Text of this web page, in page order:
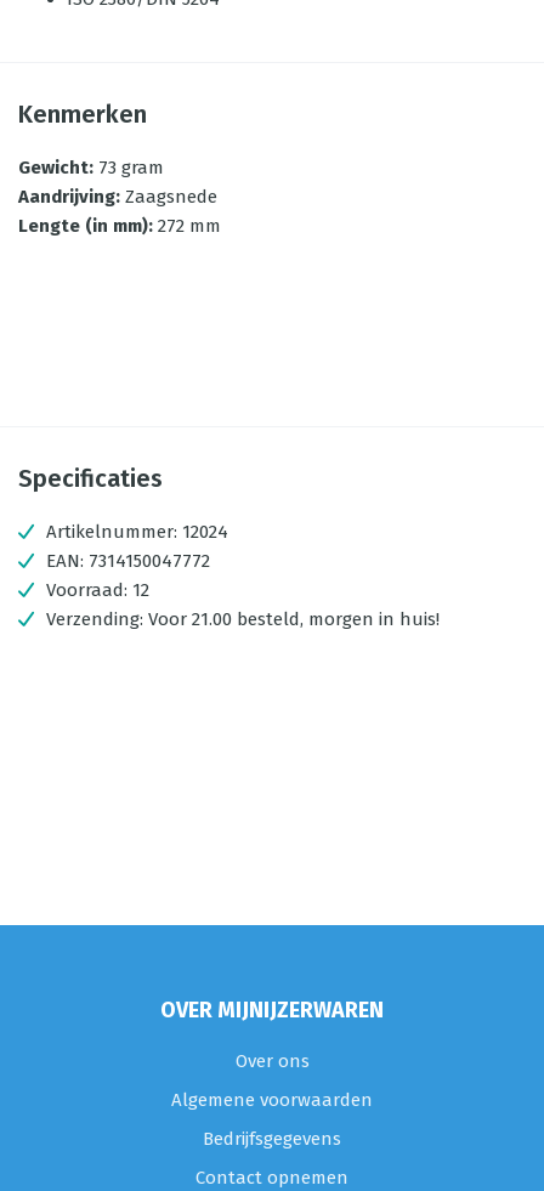
Kenmerken
Gewicht: 73 gram
Aandrijving: Zaagsnede
Lengte (in mm): 272 mm
Specificaties
Artikelnummer: 12024
EAN: 7314150047772
Voorraad: 12
Verzending: Voor 21.00 besteld, morgen in huis!
OVER MIJNIJZERWAREN
Over ons
Algemene voorwaarden
Bedrijfsgegevens
Contact opnemen